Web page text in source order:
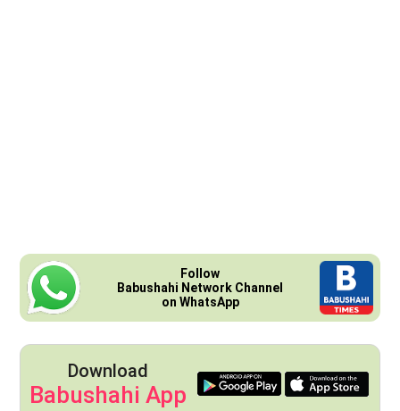
Follow
Babushahi Network Channel
on WhatsApp
Download
Babushahi App